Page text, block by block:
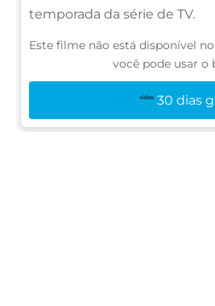
temporada da série de TV.
Este filme não está disponível
você pode usar o
30 dias